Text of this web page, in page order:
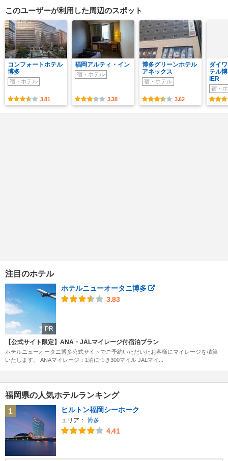
このユーザーが利用した周辺のスポット
コンフォートホテル
博多
宿・ホテル
3.81
福岡アルティ・イン
宿・ホテル
3.38
博多グリーンホテル
アネックス
宿・ホテル
3.62
ダイ
テル
IER
宿・
注目のホテル
PR
ホテルニューオータニ博多
3.83
【公式サイト限定】ANA・JALマイレージ付宿泊プラン
ホテルニューオータニ博多公式サイトでご予約いただいたお客様にマイレージを積算
いたします。 ANAマイレージ：1泊につき300マイル JALマイ...
福岡県の人気ホテルランキング
1
ヒルトン福岡シーホーク
エリア： 博多
4.41